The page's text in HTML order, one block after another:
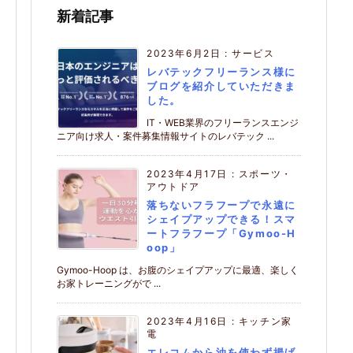
新着記事
2023年6月2日 :サービス
レバテックフリーランス様に
ブログを紹介していただきま
した。
IT・WEB業界のフリーランスエンジ
ニア向け求人・案件募集情報サイトのレバテック ...
2023年4月17日 : スポーツ・
アウトドア
落ちないフラフープで永遠に
シェイプアップできる！スマ
ートフラフープ「Gymoo-H
oop」
Gymoo-Hoop は、お腹のシェイプアップに最適、楽しく
お家トレーニングがで ...
2023年4月16日 : キッチン家
電